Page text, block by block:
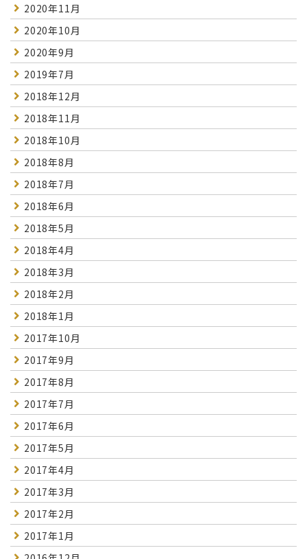
2020年11月
2020年10月
2020年9月
2019年7月
2018年12月
2018年11月
2018年10月
2018年8月
2018年7月
2018年6月
2018年5月
2018年4月
2018年3月
2018年2月
2018年1月
2017年10月
2017年9月
2017年8月
2017年7月
2017年6月
2017年5月
2017年4月
2017年3月
2017年2月
2017年1月